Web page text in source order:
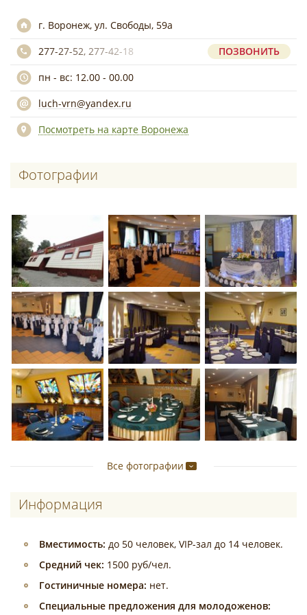
г. Воронеж, ул. Свободы, 59а
277-27-52, 277-42-18
ПОЗВОНИТЬ
пн - вс: 12.00 - 00.00
luch-vrn@yandex.ru
Посмотреть на карте Воронежа
Информация
Вместимость: до 50 человек, VIP-зал до 14 человек.
Средний чек: 1500 руб/чел.
Гостиничные номера: нет.
Специальные предложения для молодоженов:
Фотографии
Все фотографии